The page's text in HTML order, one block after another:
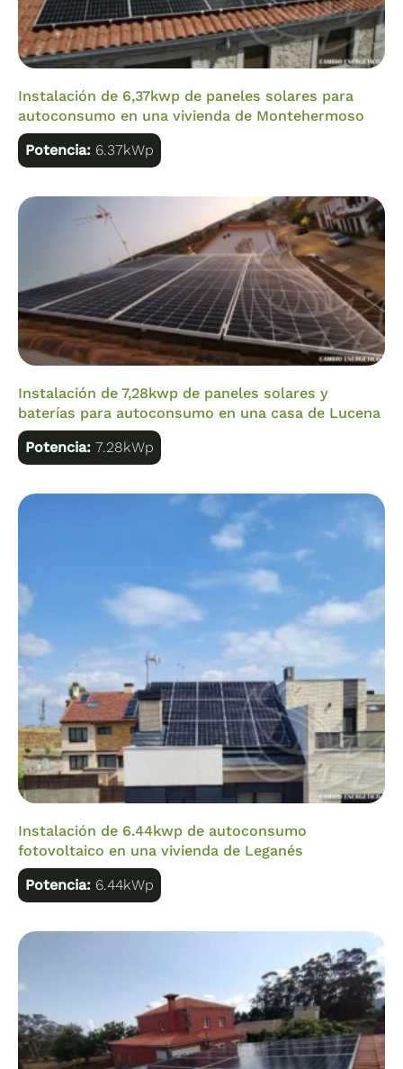
Instalación de 6,37kwp de paneles solares para
autoconsumo en una vivienda de Montehermoso
Potencia: 6.37kWp
Instalación de 7,28kwp de paneles solares y
baterías para autoconsumo en una casa de Lucena
Potencia:7.28kWp
Instalación de 6.44kwp de autoconsumo
fotovoltaico en una vivienda de Leganés
Potencia: 6.44kWp